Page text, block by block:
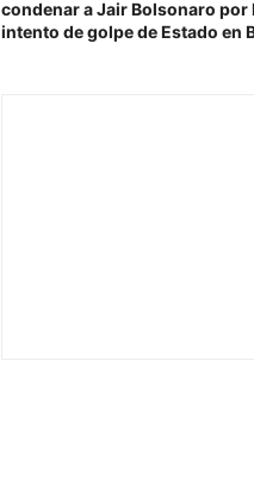
condenar a Jair Bolsonaro por
intento de golpe de Estado en